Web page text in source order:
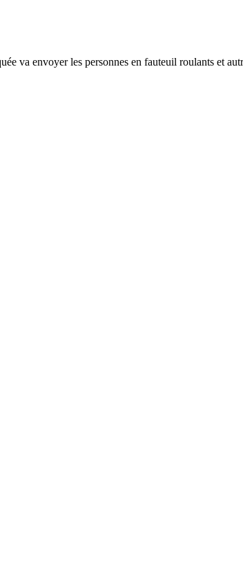
va envoyer les personnes en fauteuil roulants et